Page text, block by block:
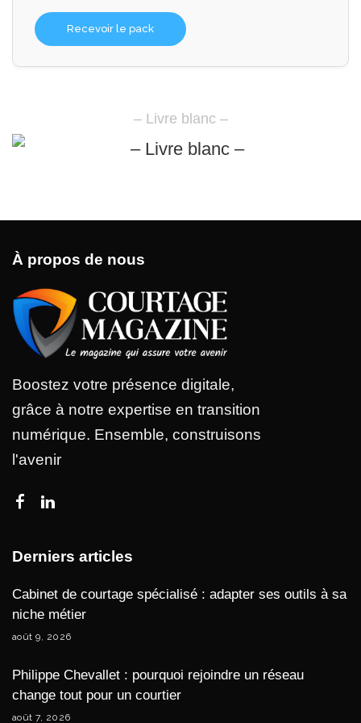
Recevoir le pack
– Livre blanc –
À propos de nous
Boostez votre présence digitale,
grâce à notre expertise en transition
numérique. Ensemble, construisons
l'avenir
Derniers articles
Cabinet de courtage spécialisé : adapter ses outils à sa
niche métier
août 9, 2026
Philippe Chevallet : pourquoi rejoindre un réseau
change tout pour un courtier
août 7, 2026